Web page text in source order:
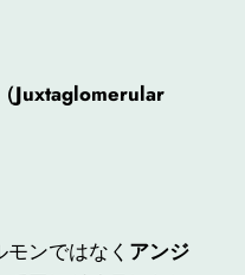
Juxtaglomerular
ンではなく アンジ